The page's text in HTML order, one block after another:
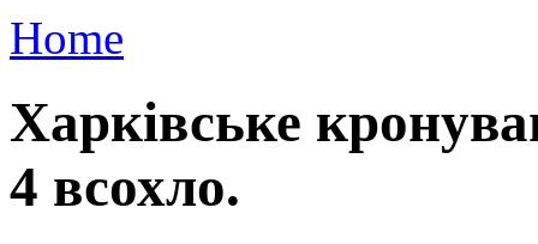
Home
Харківське
4 всохло.